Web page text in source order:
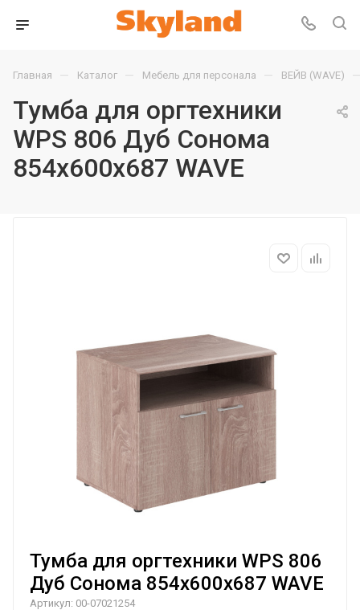
Главная — Каталог — Мебель для персонала — ВЕЙВ (WAVE)
Тумба для оргтехники
WPS 806 Дуб Сонома
854х600х687 WAVE
Тумба для оргтехники WPS 806
Дуб Сонома 854х600х687 WAVE
Артикул: 00-07021254